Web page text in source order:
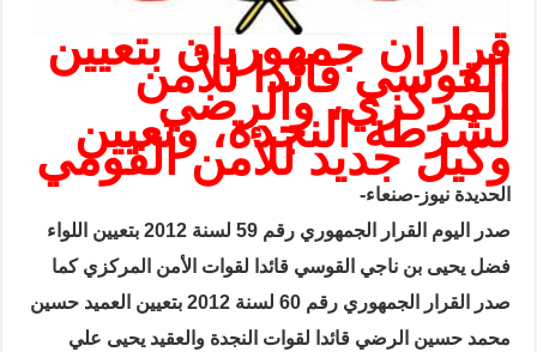
قراران جمهوريان بتعيين
القوسي قائدا للأمن
المركزي، والرضي
لشرطة النجدة، وتعيين
وكيل جديد للأمن القومي
الحديدة نيوز-صنعاء-
صدر اليوم القرار الجمهوري رقم 59 لسنة 2012 بتعيين اللواء
فضل يحيى بن ناجي القوسي قائدا لقوات الأمن المركزي كما
صدر القرار الجمهوري رقم 60 لسنة 2012 بتعيين العميد حسين
محمد حسين الرضي قائدا لقوات النجدة والعقيد يحيى علي